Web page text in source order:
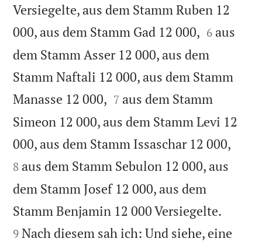
Versiegelte, aus dem Stamm Ruben 12
000, aus dem Stamm Gad 12 000, 

6 aus
dem Stamm Asser 12 000, aus dem
Stamm Naftali 12 000, aus dem Stamm
Manasse 12 000, 

7 aus dem Stamm
Simeon 12 000, aus dem Stamm Levi 12
000, aus dem Stamm Issaschar 12 000,
8 aus dem Stamm Sebulon 12 000, aus
dem Stamm Josef 12 000, aus dem
Stamm Benjamin 12 000 Versiegelte.
9 Nach diesem sah ich: Und siehe, eine